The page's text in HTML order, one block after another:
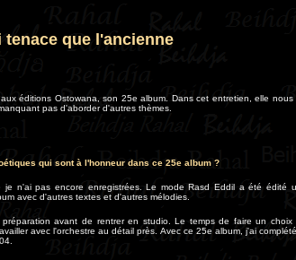
que l'ancienne
éditions Ostowana, son 25e album. Dans cet entretien, elle nous
pas d'aborder d'autres thèmes.
qui sont à l'honneur dans ce 25e album ?
n'ai pas encore enregistrées. Le mode Rasd Eddil a été édité
avec d'autres textes et d'autres mélodies.
avant de rentrer en studio.Le temps de faire un choix
avec l'orchestre au détail près. Avec ce 25e album, j'ai